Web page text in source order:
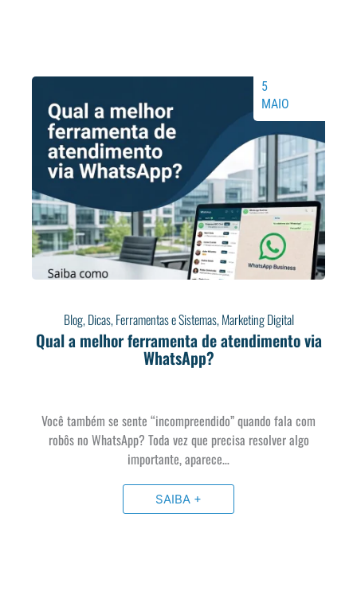
Blog,Dicas,Ferramentas e Sistemas,Marketing Digital
Qual a melhor ferramenta de atendimento via
WhatsApp?
5
MAIO
Você também se sente “incompreendido” quando fala com
robôs no WhatsApp? Toda vez que precisa resolver algo
importante, aparece…
SAIBA +